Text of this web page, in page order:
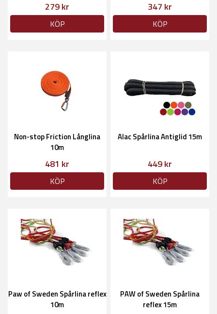
279 kr
KÖP
347 kr
KÖP
Non-stop Friction Långlina
10m
481 kr
KÖP
Alac Spårlina Antiglid 15m
449 kr
KÖP
Paw of Sweden Spårlina reflex
10m
PAW of Sweden Spårlina
reflex 15m